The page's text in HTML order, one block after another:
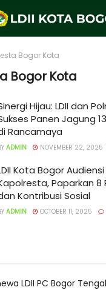
Bogor Kota
Bogor Kota
Hijau: LDII dan
Panen Jagung
Rancamaya
ADMIN NOVEMBER 22, 2025
Kota Bogor
Paparkan 8
Kontribusi Sosial
ADMIN OCTOBER 11, 2025
LDII PC Bogor